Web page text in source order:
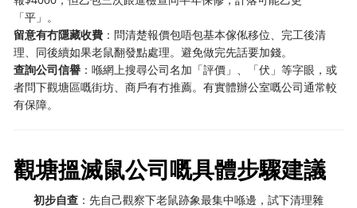
「平」。
留意有冇隱藏收費 ：問清楚報價包唔包基本傢俬移位、完工後清
理、同後續如果老鼠翻發點處理。避免做完先話要加錢。
查詢公司信譽 ：喺網上搜尋公司名加「評價」、「伏」等字眼，或
者問下觀塘區嘅街坊、商戶有冇推薦。有實體辦公室嘅公司通常較
有保障。
觀塘搵滅鼠公司嘅具體步驟建議
初步自查 ：先自己觀察下老鼠跡象最集中喺邊，試下清理雜